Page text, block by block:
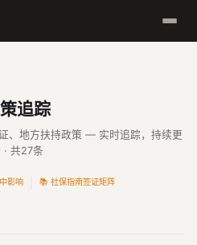
追踪
、地方扶持政策 — 实时追踪，持续更
· 共27条
中影响 📚 社保指南签证矩阵